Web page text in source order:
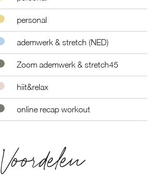
personal
ademwerk & stretch (NED)
Zoom ademwerk & stretch45
hiit&relax
online recap workout
Voordelen